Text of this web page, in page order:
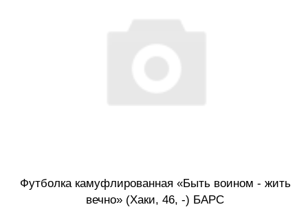
Футболка камуфлированная «Быть воином - жить
вечно» (Хаки, 46, -) БАРС